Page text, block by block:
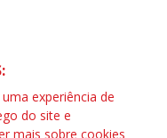
experiência de
do site e
mais sobre cookies